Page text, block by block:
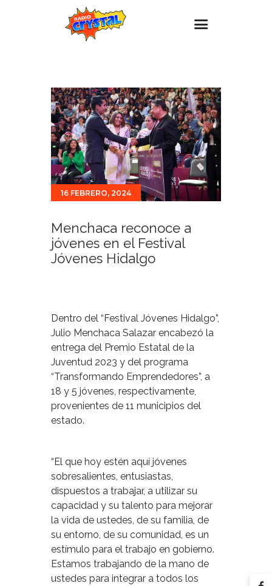
Estaciones
Eventos
Promociones
Noticias
Para ti
Contacto
16 FEBRERO, 2024
Menchaca reconoce a
jóvenes en el Festival
Jóvenes Hidalgo
Dentro del “Festival Jóvenes Hidalgo”,
Julio Menchaca Salazar encabezó la
entrega del Premio Estatal de la
Juventud 2023 y del programa
“Transformando Emprendedores”, a
18 y 5 jóvenes, respectivamente,
provenientes de 11 municipios del
estado.
“El que hoy estén aquí jóvenes
sobresalientes, entusiastas,
dispuestos a trabajar, a utilizar su
capacidad y su talento para mejorar
la vida de ustedes, de su familia, de
su entorno, de su comunidad, es un
estímulo para el trabajo en gobierno.
Estamos trabajando de la mano de
ustedes para integrar a todos los